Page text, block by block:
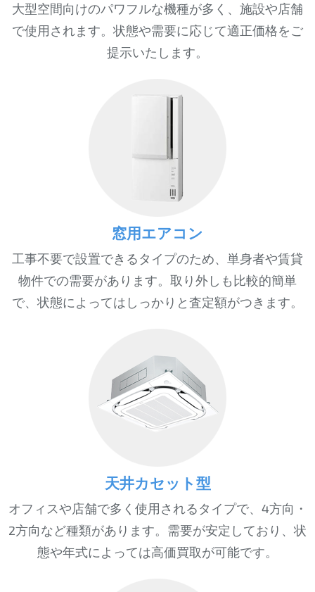
大型空間向けのパワフルな機種が多く、施設や店舗
で使用されます。状態や需要に応じて適正価格をご
提示いたします。
窓用エアコン
工事不要で設置できるタイプのため、単身者や賃貸
物件での需要があります。取り外しも比較的簡単
で、状態によってはしっかりと査定額がつきます。
天井カセット型
オフィスや店舗で多く使用されるタイプで、4方向・
2方向など種類があります。需要が安定しており、状
態や年式によっては高価買取が可能です。